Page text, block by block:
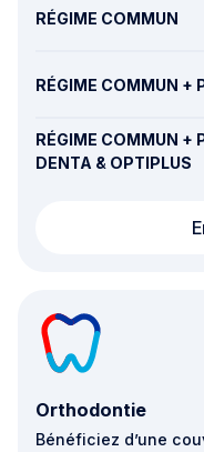
RÉGIME COMMUN
RÉGIME COMMUN +
RÉGIME COMMUN +
DENTA & OPTIPLUS
Orthodontie
Bénéficiez d’une